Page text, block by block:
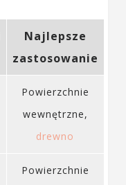
Najlepsze
zastosowanie
Powierzchnie
wewnętrzne,
drewno
Powierzchnie